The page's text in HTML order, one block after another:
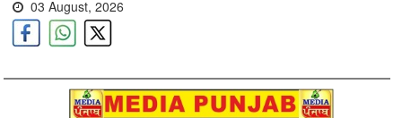
03 August, 2026